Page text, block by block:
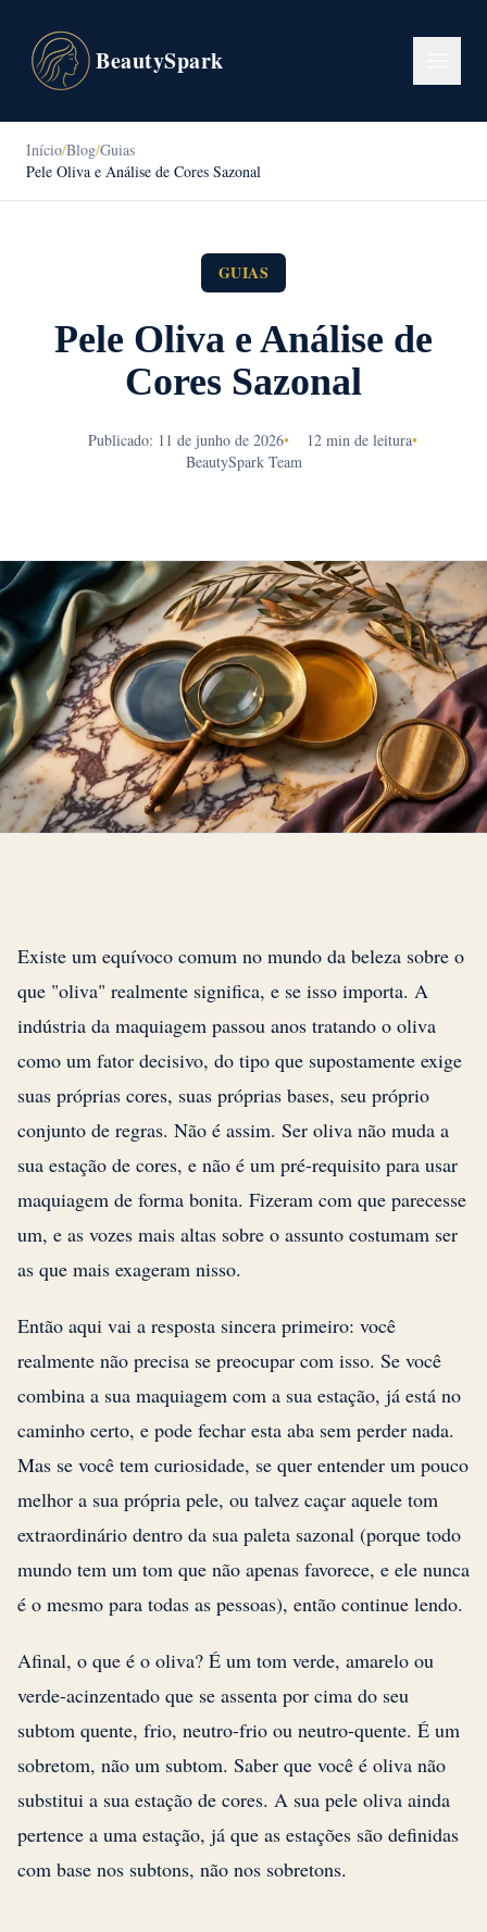
BeautySpark
Início/Blog/Guias
Pele Oliva e Análise de Cores Sazonal
GUIAS
Pele Oliva e Análise de
Cores Sazonal
Publicado: 11 de junho de 2026• 12 min de leitura•
BeautySpark Team
Existe um equívoco comum no mundo da beleza sobre o
que "oliva" realmente significa, e se isso importa. A
indústria da maquiagem passou anos tratando o oliva
como um fator decisivo, do tipo que supostamente exige
suas próprias cores, suas próprias bases, seu próprio
conjunto de regras. Não é assim. Ser oliva não muda a
sua estação de cores, e não é um pré-requisito para usar
maquiagem de forma bonita. Fizeram com que parecesse
um, e as vozes mais altas sobre o assunto costumam ser
as que mais exageram nisso.
Então aqui vai a resposta sincera primeiro: você
realmente não precisa se preocupar com isso. Se você
combina a sua maquiagem com a sua estação, já está no
caminho certo, e pode fechar esta aba sem perder nada.
Mas se você tem curiosidade, se quer entender um pouco
melhor a sua própria pele, ou talvez caçar aquele tom
extraordinário dentro da sua paleta sazonal (porque todo
mundo tem um tom que não apenas favorece, e ele nunca
é o mesmo para todas as pessoas), então continue lendo.
Afinal, o que é o oliva? É um tom verde, amarelo ou
verde-acinzentado que se assenta por cima do seu
subtom quente, frio, neutro-frio ou neutro-quente. É um
sobretom, não um subtom. Saber que você é oliva não
substitui a sua estação de cores. A sua pele oliva ainda
pertence a uma estação, já que as estações são definidas
com base nos subtons, não nos sobretons.